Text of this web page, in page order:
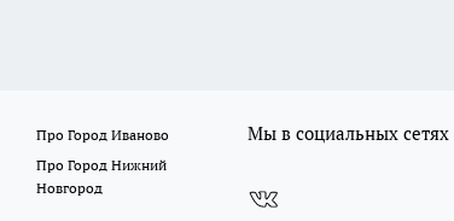
Про Город Иваново
Про Город Нижний
Новгород
Мы в социальных сетях